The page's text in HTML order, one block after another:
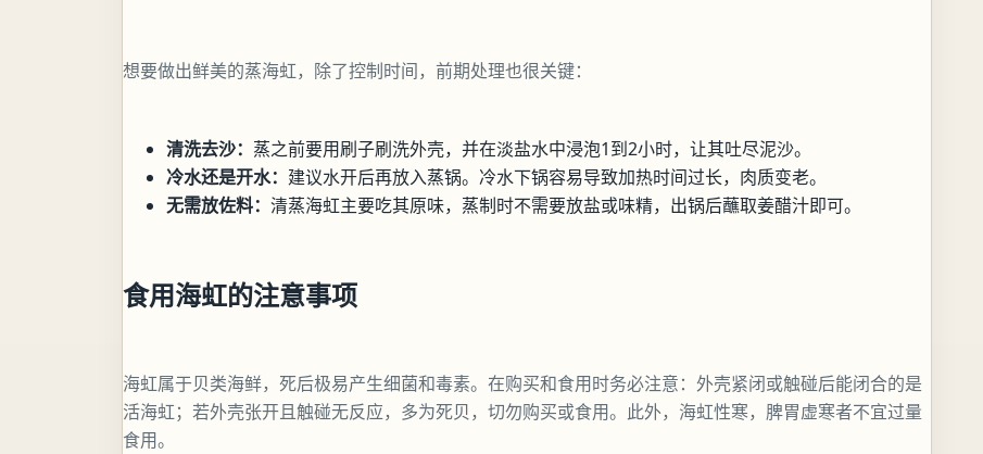
想要做出鲜美的蒸海虹，除了控制时间，前期处理也很关键：
清洗去沙： 蒸之前要用刷子刷洗外壳，并在淡盐水中浸泡1到2小时，让其吐尽泥沙。
冷水还是开水： 建议水开后再放入蒸锅。冷水下锅容易导致加热时间过长，肉质变老。
无需放佐料： 清蒸海虹主要吃其原味，蒸制时不需要放盐或味精，出锅后蘸取姜醋汁即可。
食用海虹的注意事项
海虹属于贝类海鲜，死后极易产生细菌和毒素。在购买和食用时务必注意：外壳紧闭或触碰后能闭合的是
活海虹；若外壳张开且触碰无反应，多为死贝，切勿购买或食用。此外，海虹性寒，脾胃虚寒者不宜过量
食用。